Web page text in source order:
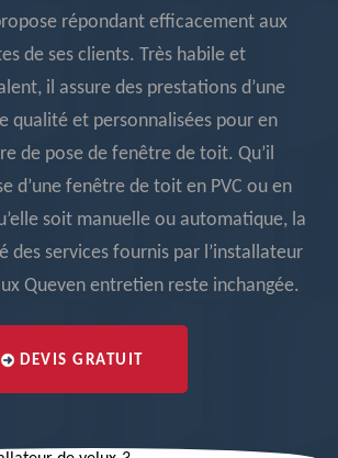
répondant efficacement aux
de ses clients. Très habile et
il assure des prestations d’une
qualité et personnalisées pour en
de pose de fenêtre de toit. Qu’il
d’une fenêtre de toit en PVC ou en
soit manuelle ou automatique, la
des services fournis par l’installateur
Queven entretien reste inchangée.
DEVIS GRATUIT